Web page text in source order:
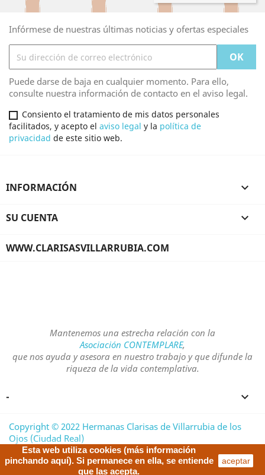
Infórmese de nuestras últimas noticias y ofertas especiales
Puede darse de baja en cualquier momento. Para ello,
consulte nuestra información de contacto en el aviso legal.
Consiento el tratamiento de mis datos personales
facilitados, y acepto el aviso legal y la política de
privacidad de este sitio web.
INFORMACIÓN 
SU CUENTA 
WWW.CLARISASVILLARRUBIA.COM
Mantenemos una estrecha relación con la
Asociación CONTEMPLARE,
que nos ayuda y asesora en nuestro trabajo y que difunde la
riqueza de la vida contemplativa.
Esta web utiliza cookies (más información
pinchando aquí). Si permanece en ella, se entiende
que las acepta.
aceptar
- 
Copyright © 2022 Hermanas Clarisas de Villarrubia de los
Ojos (Ciudad Real)
Todos los derechos reservados/All rights reserved/Tous
droits réservés/Tutti i diritti riservati